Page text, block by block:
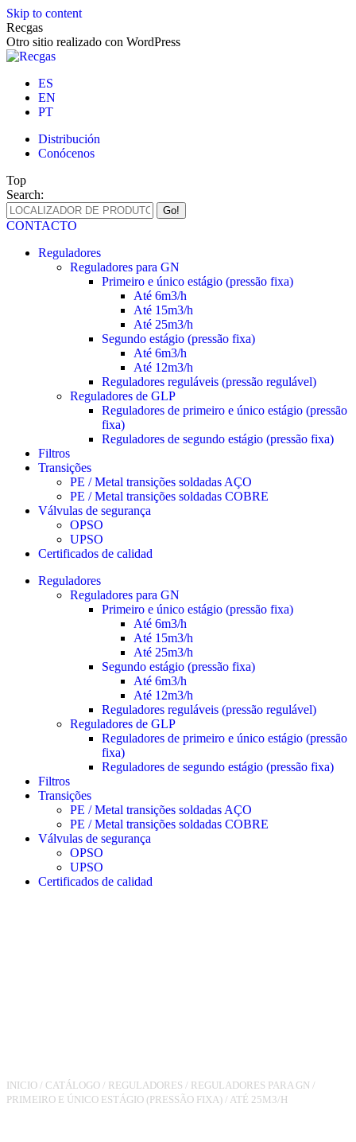
Skip to content
Recgas
Otro sitio realizado con WordPress
ES
EN
PT
Distribución
Conócenos
Top
Search:
CONTACTO
Reguladores
Reguladores para GN
Primeiro e único estágio (pressão fixa)
Até 6m3/h
Até 15m3/h
Até 25m3/h
Segundo estágio (pressão fixa)
Até 6m3/h
Até 12m3/h
Reguladores reguláveis (pressão regulável)
Reguladores de GLP
Reguladores de primeiro e único estágio (pressão
fixa)
Reguladores de segundo estágio (pressão fixa)
Filtros
Transições
PE / Metal transições soldadas AÇO
PE / Metal transições soldadas COBRE
Válvulas de segurança
OPSO
UPSO
Certificados de calidad
Reguladores
Reguladores para GN
Primeiro e único estágio (pressão fixa)
Até 6m3/h
Até 15m3/h
Até 25m3/h
Segundo estágio (pressão fixa)
Até 6m3/h
Até 12m3/h
Reguladores reguláveis (pressão regulável)
Reguladores de GLP
Reguladores de primeiro e único estágio (pressão
fixa)
Reguladores de segundo estágio (pressão fixa)
Filtros
Transições
PE / Metal transições soldadas AÇO
PE / Metal transições soldadas COBRE
Válvulas de segurança
OPSO
UPSO
Certificados de calidad
INICIO / CATÁLOGO / REGULADORES / REGULADORES PARA GN /
PRIMEIRO E ÚNICO ESTÁGIO (PRESSÃO FIXA) / ATÉ 25M3/H